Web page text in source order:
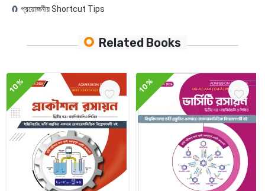
🧲 প্রয়োজনীয় Shortcut Tips
Related Books
10% 10%